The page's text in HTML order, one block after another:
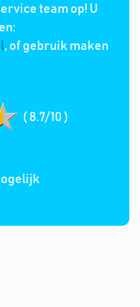
team op! U
, of gebruik maken
( 8.7/10 )